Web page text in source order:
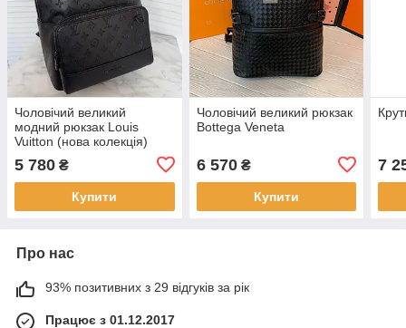
Чоловічий великий
модний рюкзак Louis
Vuitton (нова колекція)
5 780 ₴
Купити
Чоловічий великий рюкзак
Bottega Veneta
6 570₴
Купити
7
Про нас
93% позитивних з 29 відгуків за рік
Працює з 01.12.2017